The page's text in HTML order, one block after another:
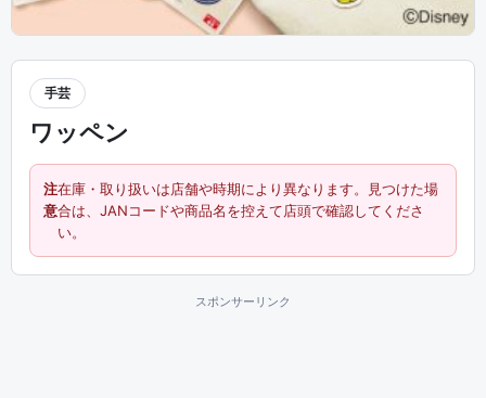
手芸
ワッペン
注
意
在庫・取り扱いは店舗や時期により異なります。見つけた場
合は、JANコードや商品名を控えて店頭で確認してくださ
い。
スポンサーリンク